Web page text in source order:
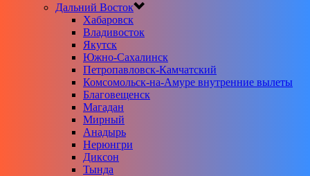
Дальний Восток
Хабаровск
Владивосток
Якутск
Южно-Сахалинск
Петропавловск-Камчатский
Комсомольск-на-Амуре внутренние вылеты
Благовещенск
Магадан
Мирный
Анадырь
Нерюнгри
Диксон
Тында